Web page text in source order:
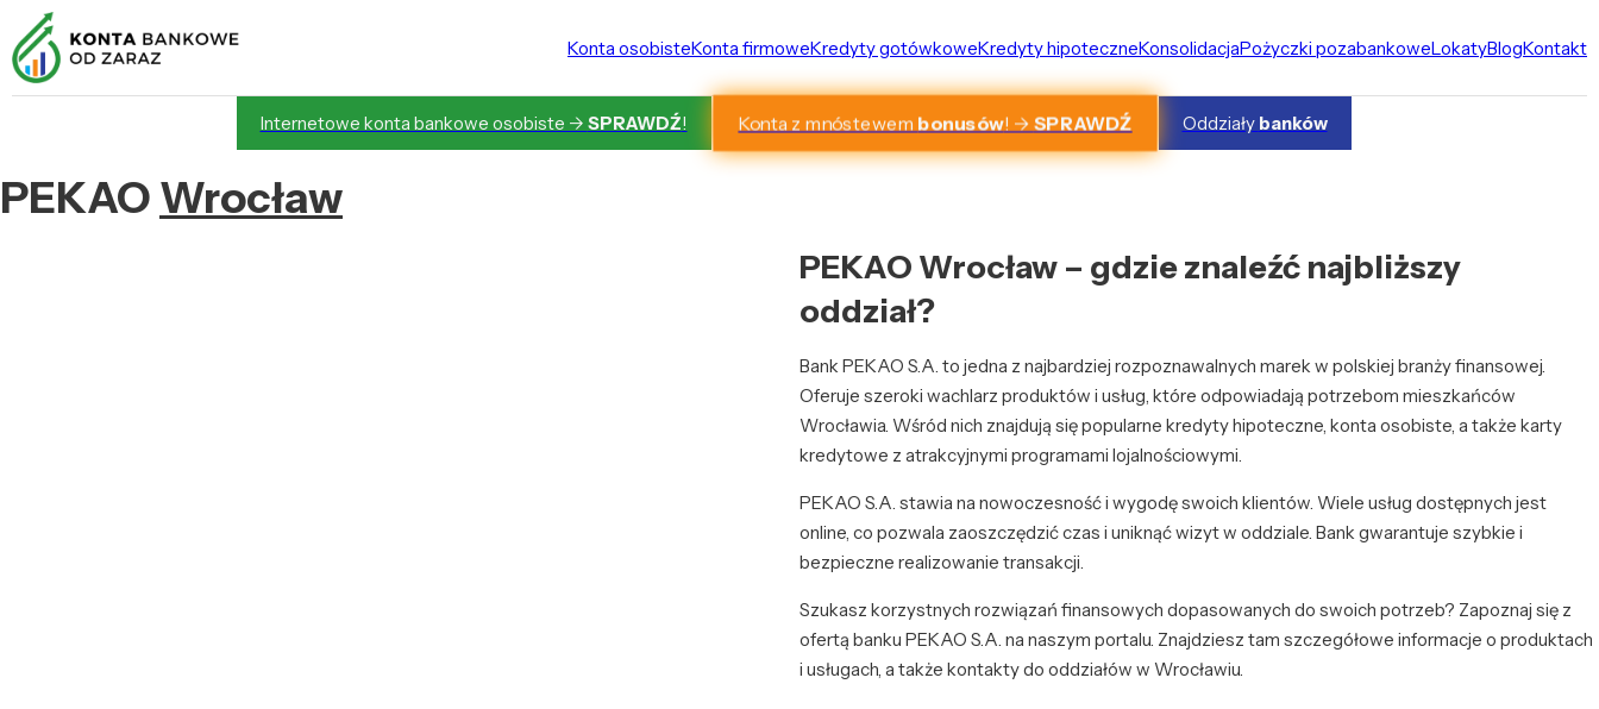
Konta osobisteKonta firmoweKredyty gotówkoweKredyty hipoteczneKonsolidacjaPożyczki pozabankoweLokatyBlogKontakt
Internetowe konta bankowe osobiste -> SPRAWDŹ! Konta z mnóstewem bonusów! -> SPRAWDŹ Oddziały banków
PEKAO Wrocław
PEKAO Wrocław – gdzie znaleźć najbliższy
oddział?
Bank PEKAO S.A. to jedna z najbardziej rozpoznawalnych marek w polskiej branży finansowej.
Oferuje szeroki wachlarz produktów i usług, które odpowiadają potrzebom mieszkańców
Wrocławia. Wśród nich znajdują się popularne kredyty hipoteczne, konta osobiste, a także karty
kredytowe z atrakcyjnymi programami lojalnościowymi.
PEKAO S.A. stawia na nowoczesność i wygodę swoich klientów. Wiele usług dostępnych jest
online, co pozwala zaoszczędzić czas i uniknąć wizyt w oddziale. Bank gwarantuje szybkie i
bezpieczne realizowanie transakcji.
Szukasz korzystnych rozwiązań finansowych dopasowanych do swoich potrzeb? Zapoznaj się z
ofertą banku PEKAO S.A. na naszym portalu. Znajdziesz tam szczegółowe informacje o produktach
i usługach, a także kontakty do oddziałów w Wrocławiu.